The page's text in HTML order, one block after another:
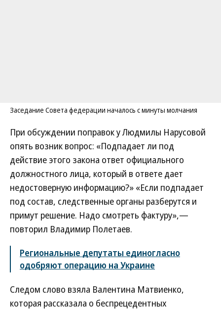
Заседание Совета федерации началось с минуты молчания
При обсуждении поправок у Людмилы Нарусовой
опять возник вопрос: «Подпадает ли под
действие этого закона ответ официального
должностного лица, который в ответе дает
недостоверную информацию?» «Если подпадает
под состав, следственные органы разберутся и
примут решение. Надо смотреть фактуру»,—
повторил Владимир Полетаев.
Региональные депутаты единогласно
одобряют операцию на Украине
Следом слово взяла Валентина Матвиенко,
которая рассказала о беспрецедентных